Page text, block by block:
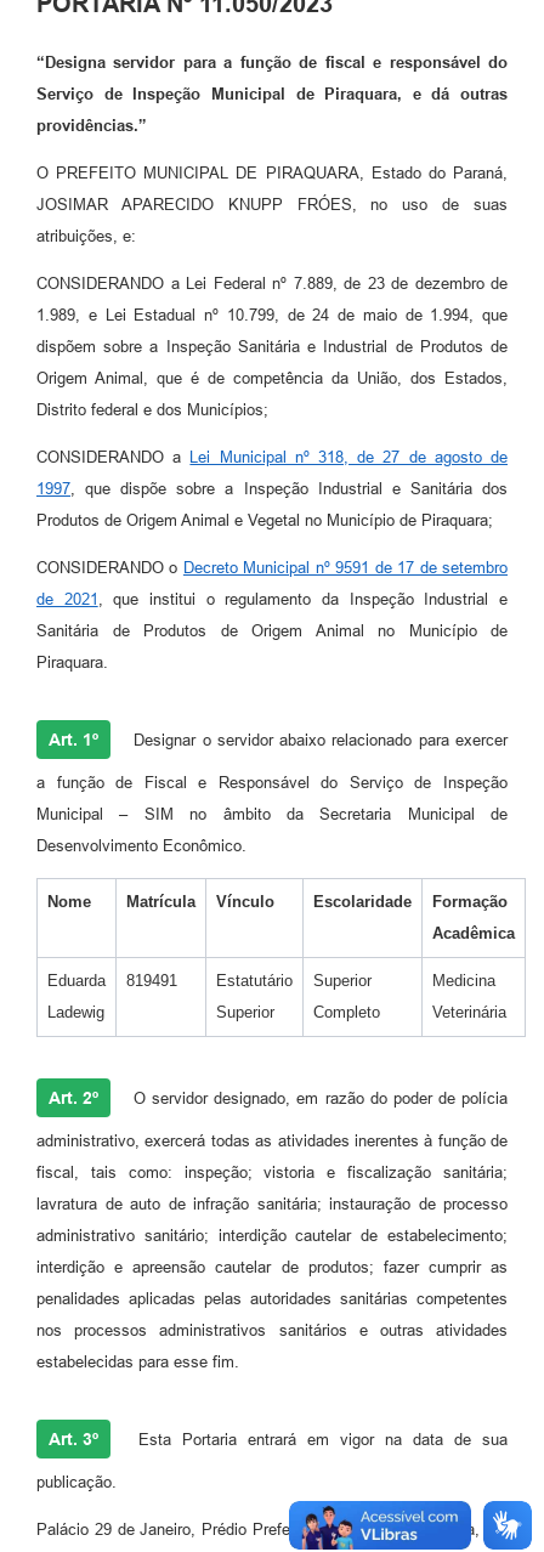
“Designa servidor para a função de fiscal e responsável do
Serviço de Inspeção Municipal de Piraquara, e dá outras
providências.”
O PREFEITO MUNICIPAL DE PIRAQUARA, Estado do Paraná,
JOSIMAR APARECIDO KNUPP FRÓES, no uso de suas
atribuições, e:
CONSIDERANDO a Lei Federal nº 7.889, de 23 de dezembro de
1.989, e Lei Estadual nº 10.799, de 24 de maio de 1.994, que
dispõem sobre a Inspeção Sanitária e Industrial de Produtos de
Origem Animal, que é de competência da União, dos Estados,
Distrito federal e dos Municípios;
CONSIDERANDO a Lei Municipal nº 318, de 27 de agosto de
1997, que dispõe sobre a Inspeção Industrial e Sanitária dos
Produtos de Origem Animal e Vegetal no Município de Piraquara;
CONSIDERANDO o Decreto Municipal nº 9591 de 17 de setembro
de 2021 , que institui o regulamento da Inspeção Industrial e
Sanitária de Produtos de Origem Animal no Município de
Piraquara.
Art. 1º Designar o servidor abaixo relacionado para exercer
a função de Fiscal e Responsável do Serviço de Inspeção
Municipal – SIM no âmbito da Secretaria Municipal de
Desenvolvimento Econômico.
Nome Matrícula Vínculo Escolaridade
Formação
Acadêmica
Eduarda
Ladewig
819491
Estatutário
Superior
Superior
Completo
Medicina
Veterinária
Art. 2º O servidor designado, em razão do poder de polícia
administrativo, exercerá todas as atividades inerentes à função de
fiscal, tais como: inspeção; vistoria e fiscalização sanitária;
lavratura de auto de infração sanitária; instauração de processo
administrativo sanitário; interdição cautelar de estabelecimento;
interdição e apreensão cautelar de produtos; fazer cumprir as
penalidades aplicadas pelas autoridades sanitárias competentes
nos processos administrativos sanitários e outras atividades
estabelecidas para esse fim.
Art. 3º Esta Portaria entrará em vigor na data de sua
publicação.
Palácio 29 de Janeiro, Prédio Prefeito Antonio Alceu Zielonka, em